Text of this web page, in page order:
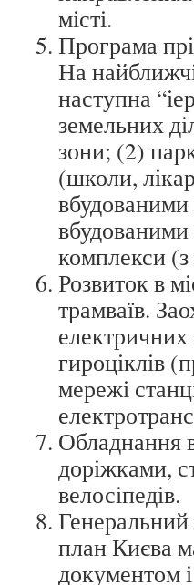
місті.
Програма
На
наступна
земельних
зони; (2)
(школи,
вбудованими
комплекси
Розвиток в
трамваїв.
електричних
гироціклів
мережі
Обладнання
доріжками,
велосіпедів.
Генеральний
план Києва
документом